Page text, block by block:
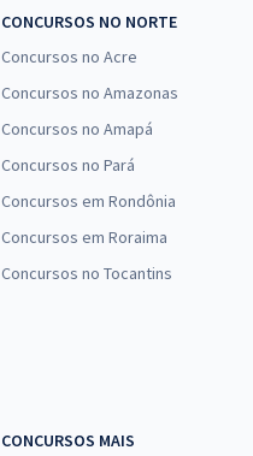
CONCURSOS NO NORTE
Concursos no Acre
Concursos no Amazonas
Concursos no Amapá
Concursos no Pará
Concursos em Rondônia
Concursos em Roraima
Concursos no Tocantins
CONCURSOS MAIS